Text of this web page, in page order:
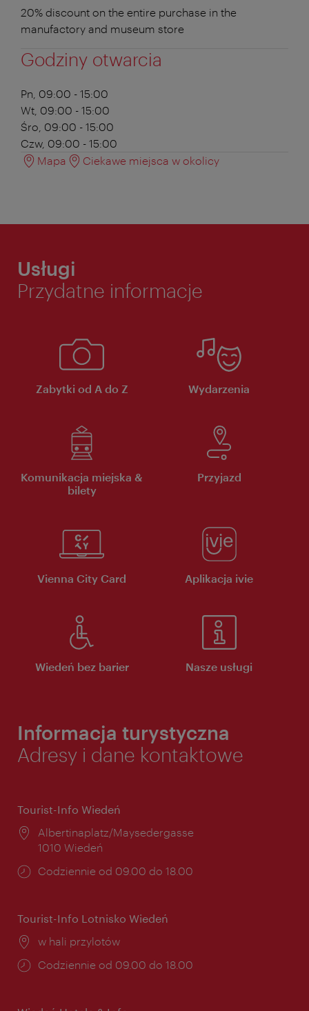
20% discount on the entire purchase in the
manufactory and museum store
Godziny otwarcia
Pn, 09:00 - 15:00
Wt, 09:00 - 15:00
Śro, 09:00 - 15:00
Czw, 09:00 - 15:00
Mapa
Ciekawe miejsca w okolicy
Usługi
Przydatne informacje
Zabytki od A do Z Wydarzenia
Komunikacja miejska &
bilety
Przyjazd
Vienna City Card Aplikacja ivie
Wiedeń bez barier Nasze usługi
Informacja turystyczna
Adresy i dane kontaktowe
Tourist-Info Wiedeń
Miejsce:
Albertinaplatz/Maysedergasse
1010 Wiedeń
Godziny
Codziennie od 09.00 do 18.00
Tourist-Info Lotnisko Wiedeń
Miejsce:
w hali przylotów
Godziny
Codziennie od 09.00 do 18.00